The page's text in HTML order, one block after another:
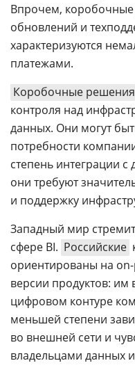
Впрочем,
обновлений и
характеризуются
платежами.
Коробочные решения
контроля над
данных. Они могут
потребности
степень интеграции
они требуют
и поддержку
Западный мир
сфере BI. Российские
ориентированы на
версии продуктов:
цифровом контуре
меньшей степени
во внешней сети и
владельцами данных